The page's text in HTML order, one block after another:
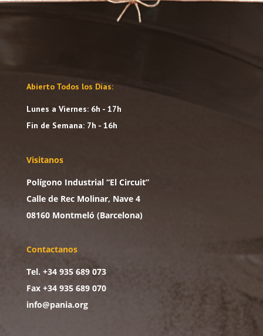
Abierto Todos los Días:
Lunes a Viernes: 6h - 17h
Fin de Semana: 7h - 16h
Visitanos
Polígono Industrial “El Circuit”
Calle de Rec Molinar, Nave 4
08160 Montmeló (Barcelona)
Contactanos
Tel. +34 935 689 073
Fax +34 935 689 070
info@pania.org